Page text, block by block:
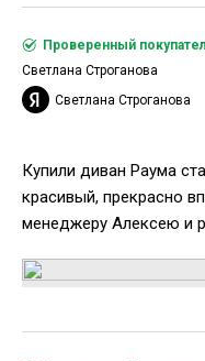
Купили диван Раума
красивый, прекрасно
менеджеру Алексею и
Проверенный
Светлана Строганова
Светлана Строганова